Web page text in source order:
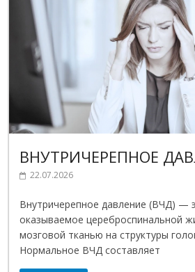
ВНУТРИЧЕРЕПНОЕ
22.07.2026
Внутричерепное давление (ВЧД) —
оказываемое цереброспинальной
мозговой тканью на структуры
Нормальное ВЧД составляет